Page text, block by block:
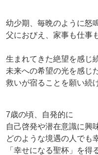
幼少期、毎晩のように怒
父におびえ、家事も仕事
生まれてきた絶望を感じ
未来への希望の光を感じ
救いが宿ることを願い続
7歳の頃、自発的に
自己啓発や潜在意識に興
どのような境遇の人でも
「幸せになる聖杯」を得